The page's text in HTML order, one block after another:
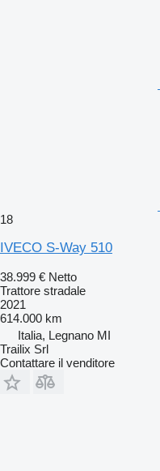
18
IVECO S-Way 510
38.999 € Netto
Trattore stradale
2021
614.000 km
Italia, Legnano MI
Trailix Srl
Contattare il venditore